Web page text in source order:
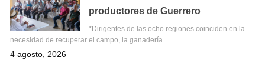
productores de Guerrero
*Dirigentes de las ocho regiones coinciden en la
necesidad de recuperar el campo, la ganadería…
4 agosto, 2026